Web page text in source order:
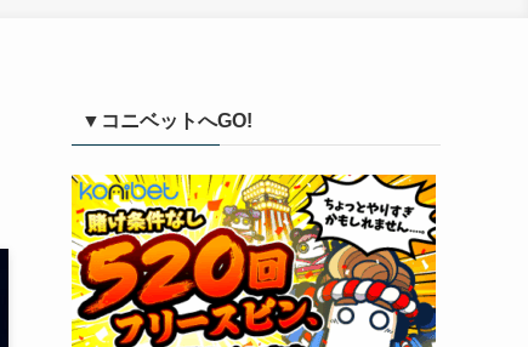
▼コニベットへGO!